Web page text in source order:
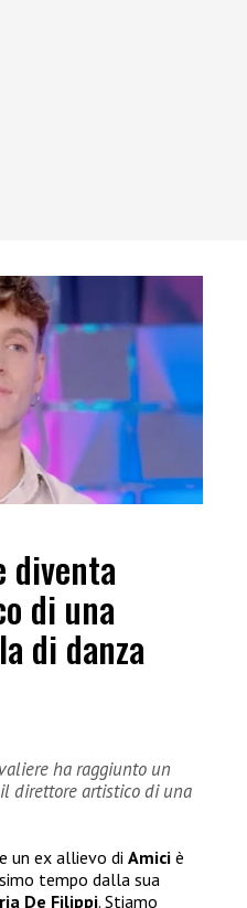
diventa
di una
di danza
ha raggiunto un
direttore artistico di una
un ex allievo di Amici è
tempo dalla sua
De Filippi. Stiamo